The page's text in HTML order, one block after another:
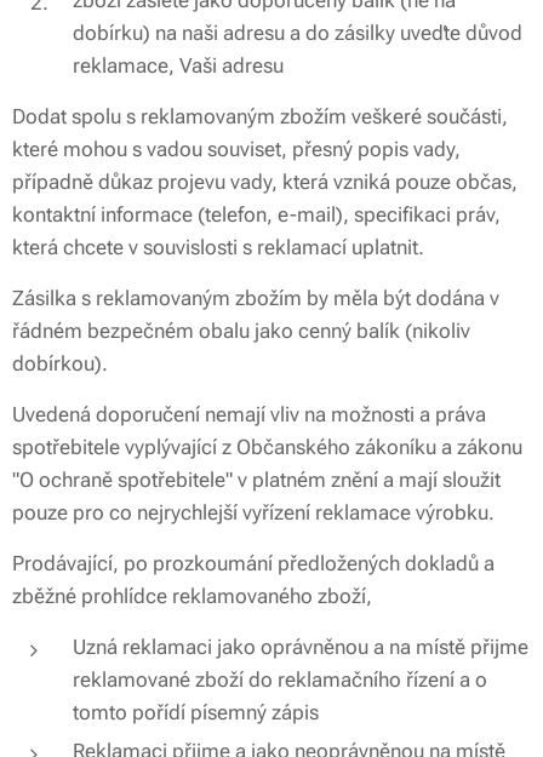
dobírku) na naši adresu a do zásilky uveďte důvod
reklamace, Vaši adresu
Dodat spolu s reklamovaným zbožím veškeré součásti,
které mohou s vadou souviset, přesný popis vady,
případně důkaz projevu vady, která vzniká pouze občas,
kontaktní informace (telefon, e-mail), specifikaci práv,
která chcete v souvislosti s reklamací uplatnit.
Zásilka s reklamovaným zbožím by měla být dodána v
řádném bezpečném obalu jako cenný balík (nikoliv
dobírkou).
Uvedená doporučení nemají vliv na možnosti a práva
spotřebitele vyplývající z Občanského zákoníku a zákonu
"O ochraně spotřebitele" v platném znění a mají sloužit
pouze pro co nejrychlejší vyřízení reklamace výrobku.
Prodávající, po prozkoumání předložených dokladů a
zběžné prohlídce reklamovaného zbo­ží,
Uzná reklamaci jako oprávněnou a na místě přijme
reklamované zboží do reklamačního řízení a o
tomto pořídí písemný zápis
Reklamaci přijme a jako neoprávněnou na místě